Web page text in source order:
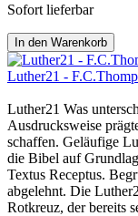
Sofort lieferbar
In den Warenkorb
Luther21 -
Luther21 Was
Ausdrucksweise
schaffen. Geläufige
die Bibel auf
Textus Receptus.
abgelehnt. Die
Rotkreuz, der bereits